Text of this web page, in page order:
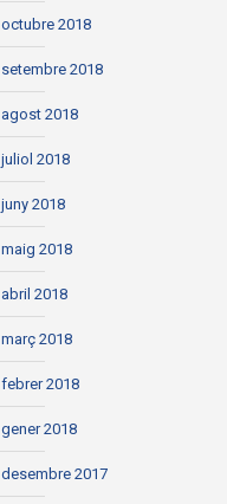
octubre 2018
setembre 2018
agost 2018
juliol 2018
juny 2018
maig 2018
abril 2018
març 2018
febrer 2018
gener 2018
desembre 2017